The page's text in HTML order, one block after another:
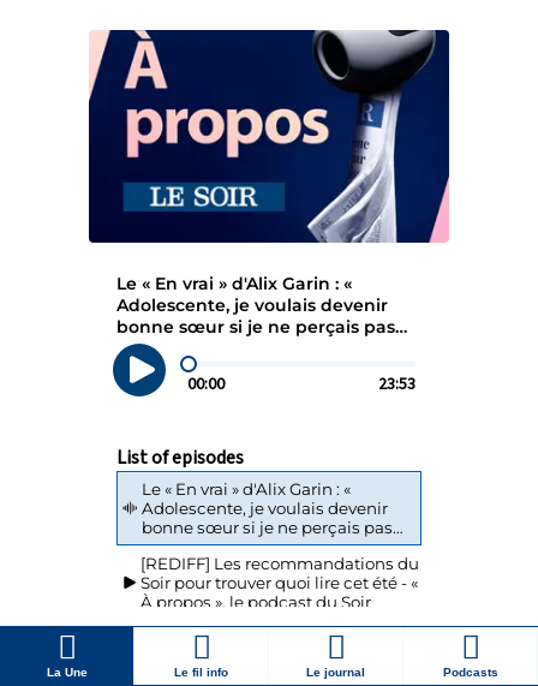
La Une Le fil info Le journal Podcasts